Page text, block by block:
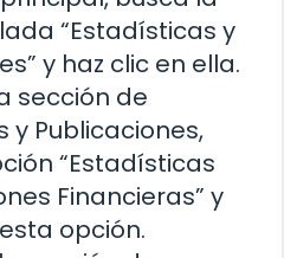
“Estadísticas y
y haz clic en ella.
sección de
y Publicaciones,
“Estadísticas
Financieras” y
opción.